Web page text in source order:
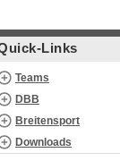
Links
Teams
DBB
Breitensport
Downloads